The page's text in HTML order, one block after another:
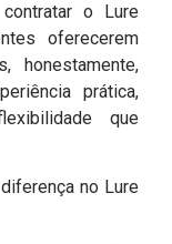
o Lure
oferecerem
honestamente,
prática,
que
no Lure